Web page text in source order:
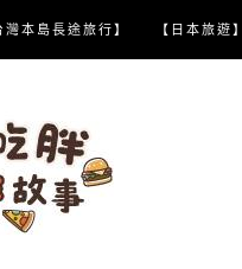
灣本島長途旅行】 【日本旅遊】